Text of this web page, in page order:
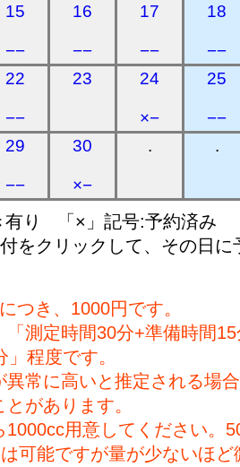
15
−−
16
−−
17
−−
18
−−
22
−−
23 24
×−
25
−−
29
−−
30
×−
. .
有り 「×」記号:予約済み
をクリックして、その日に
つき、1000円です。
「測定時間30分+準備時間
程度です。
異常に高いと推定される場
があります。
1000cc用意してください。
可能ですが量が少ないほど